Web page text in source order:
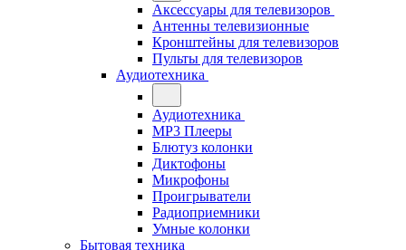
Аксессуары для телевизоров
Антенны телевизионные
Кронштейны для телевизоров
Пульты для телевизоров
Аудиотехника
Аудиотехника
MP3 Плееры
Блютуз колонки
Диктофоны
Микрофоны
Проигрыватели
Радиоприемники
Умные колонки
Бытовая техника